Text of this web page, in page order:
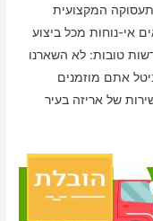
המקצועית
אי-נוחות מכל ביצוע
טובות: לא השארנו
אתם מוזמנים
של אריזה בעיר